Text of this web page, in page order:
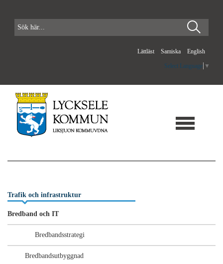
Lättläst Samiska English
Select Language ▼
Trafik och infrastruktur
Bredband och IT
Bredbandsstrategi
Bredbandsutbyggnad